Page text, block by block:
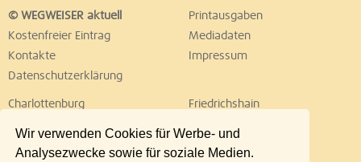
Wir verwenden Cookies für Werbe- und
Analysezwecke sowie für soziale Medien.
© WEGWEISER aktuell
Printausgaben
Kostenfreier Eintrag
Mediadaten
Kontakte
Impressum
Datenschutzerklärung
Charlottenburg
Friedrichshain